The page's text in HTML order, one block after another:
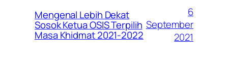
Mengenal Lebih Dekat
Sosok Ketua OSIS Terpilih
Masa Khidmat 2021-2022
6
September
2021